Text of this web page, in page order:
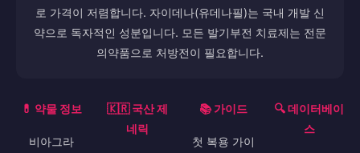
로 가격이 저렴합니다. 자이데나(유데나필)는 국내 개발 신
약으로 독자적인 성분입니다. 모든 발기부전 치료제는 전문
의약품으로 처방전이 필요합니다.
💊 약물 정보
비아그라
🇰🇷 국산 제
네릭
📚 가이드
첫 복용 가이
🔍 데이터베이
스